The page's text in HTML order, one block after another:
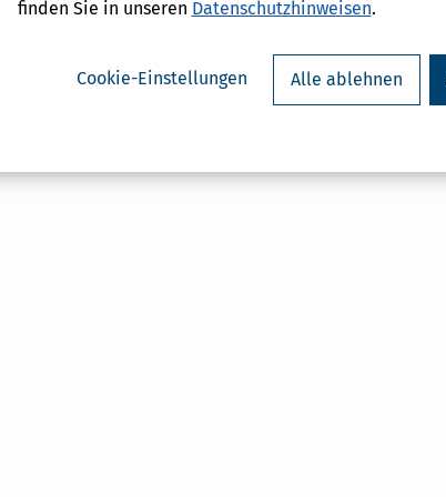
finden Sie in unseren Datenschutzhinweisen.
Cookie-Einstellungen Alle ablehnen